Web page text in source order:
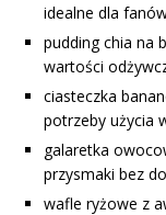
idealne dla
pudding chia na
wartości
ciasteczka
potrzeby użycia
galaretka
przysmaki bez
wafle ryżowe z